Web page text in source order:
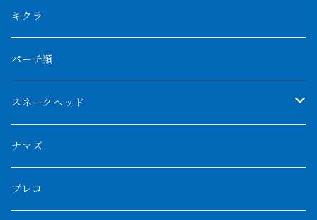
厳選 過背金龍
フルゴールデンクロスバック
ブルーベースクロスバック
BILLY-KENオリジナルブランド紅龍
チョッパーレッド
ブルレッド
その他アジアアロワナ
特殊個体
紅龍
シルバーアロワナ
ブラックアロワナ
リアルバンド
フォークバンド
フォーバータイガー
メニーバータイガー
ニューギニアダトニオ
プラチナ個体
ショート個体
ハイブリッドポリプ
エンドリケリー
ギニア
ナイジェリア
ナイルビチャー
ナポレオンビチャー
バロ川
ビキールビキール
トゥルカナ湖
タンガニーカビチャー
ダイヤモンドポルカ
クロコダイル
その他淡水エイ
ネオケラ
その他肺魚
キクラ
パーチ類
スネークヘッド
チャンナバルカ
大型スネークヘッド
ナマズ
プレコ